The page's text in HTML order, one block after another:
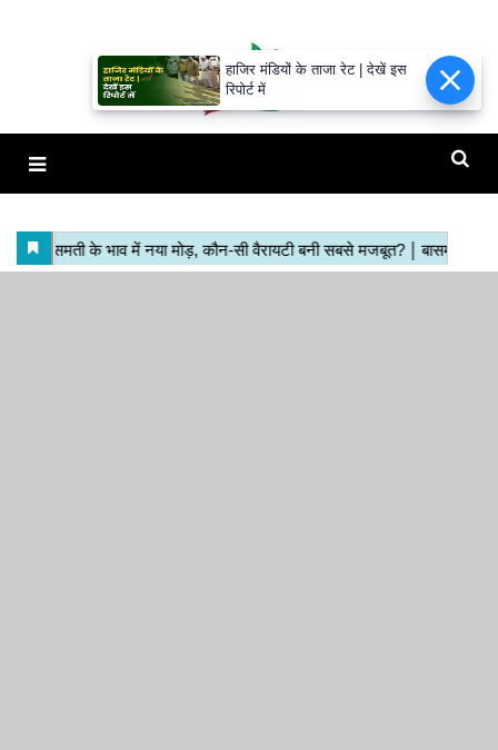
हाजिर मंडियों के ताजा रेट | देखें इस
रिपोर्ट में